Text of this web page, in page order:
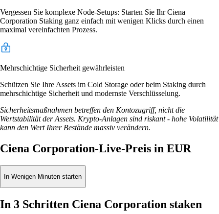
Vergessen Sie komplexe Node-Setups: Starten Sie Ihr Ciena
Corporation Staking ganz einfach mit wenigen Klicks durch einen
maximal vereinfachten Prozess.
Mehrschichtige Sicherheit gewährleisten
Schützen Sie Ihre Assets im Cold Storage oder beim Staking durch
mehrschichtige Sicherheit und modernste Verschlüsselung.
Sicherheitsmaßnahmen betreffen den Kontozugriff, nicht die
Wertstabilität der Assets. Krypto-Anlagen sind riskant - hohe Volatilität
kann den Wert Ihrer Bestände massiv verändern.
Ciena Corporation-Live-Preis in EUR
In Wenigen Minuten starten
In 3 Schritten Ciena Corporation staken